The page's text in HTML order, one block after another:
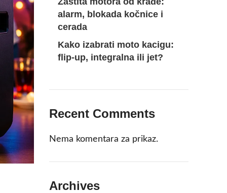
alarm, blokada kočnice i
cerada
Kako izabrati moto kacigu:
flip-up, integralna ili jet?
Recent Comments
Nema komentara za prikaz.
Archives